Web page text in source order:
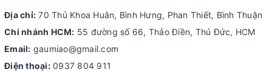
Địa chỉ: 70 Thủ Khoa Huân, Bình Hưng, Phan Thiết, Bình Thuận
Chi nhánh HCM: 55 đường số 66, Thảo Điền, Thủ Đức, HCM
Email: gaumiao@gmail.com
Điện thoại: 0937 804 911